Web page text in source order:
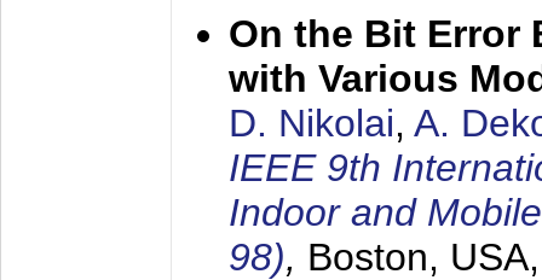
On the Bit Error
with Various
D. Nikolai, A.
IEEE 9th
Indoor and
98), Boston,